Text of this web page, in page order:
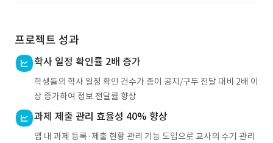
프로젝트 성과
학사 일정 확인률 2배 증가
학생들의 학사 일정 확인 건수가 종이 공지/구두 전달 대비 2배 이
상 증가하여 정보 전달률 향상
과제 제출 관리 효율성 40% 향상
앱 내 과제 등록·제출 현황 관리 기능 도입으로 교사의 수기 관리